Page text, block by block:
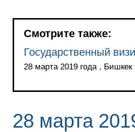
Смотрите также:
Государственный
28 марта 2019 года , Бишкек
28 марта